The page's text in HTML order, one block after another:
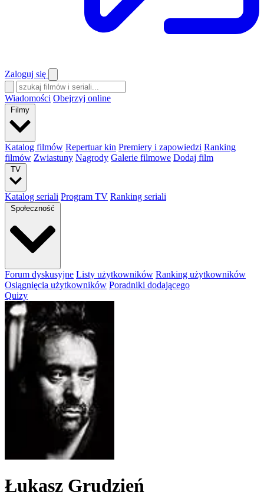
Zaloguj się
Wiadomości Obejrzyj online
Filmy
Katalog filmów Repertuar kin Premiery i zapowiedzi Ranking
filmów Zwiastuny Nagrody Galerie filmowe Dodaj film
TV
Katalog seriali Program TV Ranking seriali
Społeczność
Forum dyskusyjne Listy użytkowników Ranking użytkowników
Osiągnięcia użytkowników Poradniki dodającego
Quizy
Łukasz Grudzień